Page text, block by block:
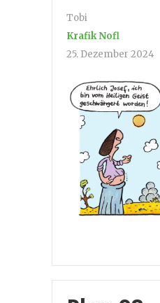
Tobi
Krafik Nofl
25. Dezember 2024